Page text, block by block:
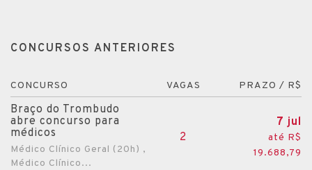
CONCURSOS ANTERIORES
CONCURSO VAGAS PRAZO / R$
Braço do Trombudo
abre concurso para
médicos
Médico Clínico Geral (20h) ,
Médico Clínico...
2
7 jul
até R$
19.688,79